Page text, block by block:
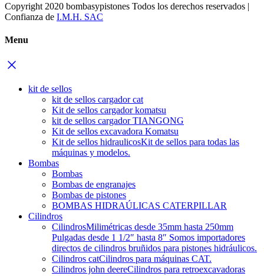
Copyright 2020 bombasypistones Todos los derechos reservados |
Confianza de I.M.H. SAC
Menu
kit de sellos
kit de sellos cargador cat
Kit de sellos cargador komatsu
kit de sellos cargador TIANGONG
Kit de sellos excavadora Komatsu
Kit de sellos hidraulicosKit de sellos para todas las
máquinas y modelos.
Bombas
Bombas
Bombas de engranajes
Bombas de pistones
BOMBAS HIDRAÚLICAS CATERPILLAR
Cilindros
CilindrosMilimétricas desde 35mm hasta 250mm
Pulgadas desde 1 1/2″ hasta 8″ Somos importadores
directos de cilindros bruñidos para pistones hidráulicos.
Cilindros catCilindros para máquinas CAT.
Cilindros john deereCilindros para retroexcavadoras